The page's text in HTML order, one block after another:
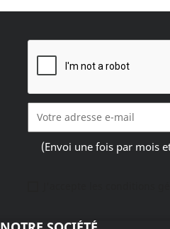
(Envoi une fois par mois